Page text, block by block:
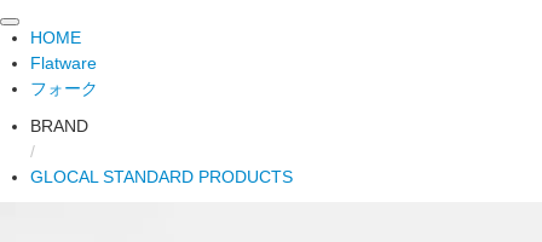
HOME
Flatware
フォーク
BRAND
/
GLOCAL STANDARD PRODUCTS